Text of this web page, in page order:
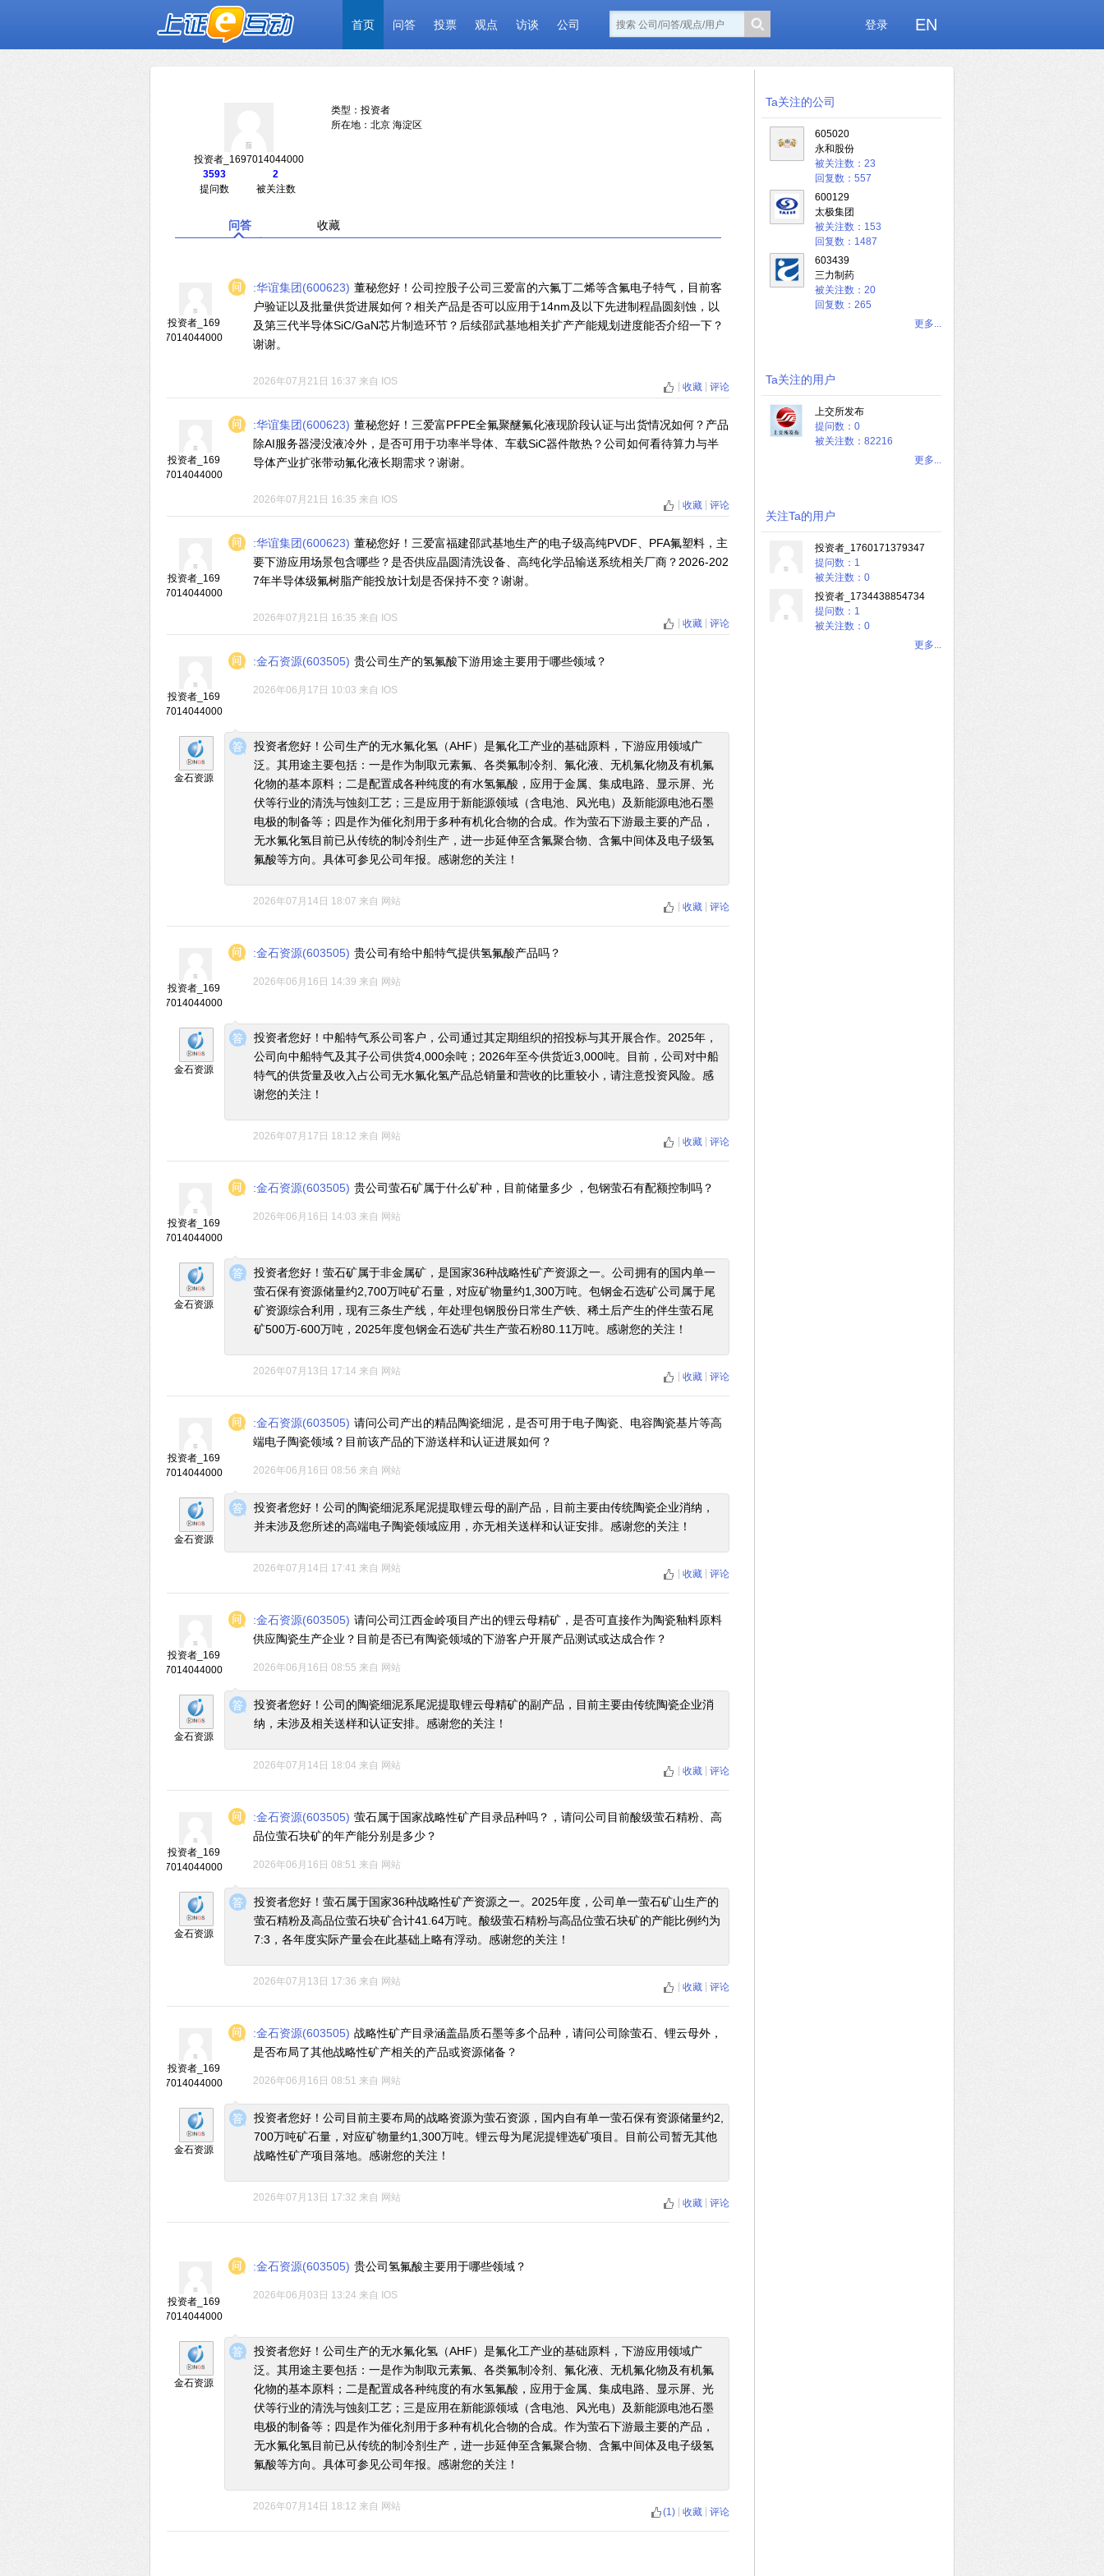
首页 问答 投票 观点 访谈 公司 登录 EN
投资者_1697014044000
3593
提问数
2
被关注数
类型：投资者
所在地：北京 海淀区
问答 收藏
投资者_169
7014044000
:华谊集团(600623) 董秘您好！公司控股子公司三爱富的六氟丁二烯等含氟电子特气，目前客
户验证以及批量供货进展如何？相关产品是否可以应用于14nm及以下先进制程晶圆刻蚀，以
及第三代半导体SiC/GaN芯片制造环节？后续邵武基地相关扩产产能规划进度能否介绍一下？
谢谢。
收藏 评论
2026年07月21日 16:37 来自 IOS
投资者_169
7014044000
:华谊集团(600623) 董秘您好！三爱富PFPE全氟聚醚氟化液现阶段认证与出货情况如何？产品
除AI服务器浸没液冷外，是否可用于功率半导体、车载SiC器件散热？公司如何看待算力与半
导体产业扩张带动氟化液长期需求？谢谢。
收藏 评论
2026年07月21日 16:35 来自 IOS
投资者_169
7014044000
:华谊集团(600623) 董秘您好！三爱富福建邵武基地生产的电子级高纯PVDF、PFA氟塑料，主
要下游应用场景包含哪些？是否供应晶圆清洗设备、高纯化学品输送系统相关厂商？2026-202
7年半导体级氟树脂产能投放计划是否保持不变？谢谢。
收藏 评论
2026年07月21日 16:35 来自 IOS
投资者_169
7014044000
:金石资源(603505) 贵公司生产的氢氟酸下游用途主要用于哪些领域？
2026年06月17日 10:03 来自 IOS
◆
◆
金石资源
投资者您好！公司生产的无水氟化氢（AHF）是氟化工产业的基础原料，下游应用领域广
泛。其用途主要包括：一是作为制取元素氟、各类氟制冷剂、氟化液、无机氟化物及有机氟
化物的基本原料；二是配置成各种纯度的有水氢氟酸，应用于金属、集成电路、显示屏、光
伏等行业的清洗与蚀刻工艺；三是应用于新能源领域（含电池、风光电）及新能源电池石墨
电极的制备等；四是作为催化剂用于多种有机化合物的合成。作为萤石下游最主要的产品，
无水氟化氢目前已从传统的制冷剂生产，进一步延伸至含氟聚合物、含氟中间体及电子级氢
氟酸等方向。具体可参见公司年报。感谢您的关注！
收藏 评论
2026年07月14日 18:07 来自 网站
投资者_169
7014044000
:金石资源(603505) 贵公司有给中船特气提供氢氟酸产品吗？
2026年06月16日 14:39 来自 网站
◆
◆
金石资源
投资者您好！中船特气系公司客户，公司通过其定期组织的招投标与其开展合作。2025年，
公司向中船特气及其子公司供货4,000余吨；2026年至今供货近3,000吨。目前，公司对中船
特气的供货量及收入占公司无水氟化氢产品总销量和营收的比重较小，请注意投资风险。感
谢您的关注！
收藏 评论
2026年07月17日 18:12 来自 网站
投资者_169
7014044000
:金石资源(603505) 贵公司萤石矿属于什么矿种，目前储量多少 ，包钢萤石有配额控制吗？
2026年06月16日 14:03 来自 网站
◆
◆
金石资源
投资者您好！萤石矿属于非金属矿，是国家36种战略性矿产资源之一。公司拥有的国内单一
萤石保有资源储量约2,700万吨矿石量，对应矿物量约1,300万吨。包钢金石选矿公司属于尾
矿资源综合利用，现有三条生产线，年处理包钢股份日常生产铁、稀土后产生的伴生萤石尾
矿500万-600万吨，2025年度包钢金石选矿共生产萤石粉80.11万吨。感谢您的关注！
收藏 评论
2026年07月13日 17:14 来自 网站
投资者_169
7014044000
:金石资源(603505) 请问公司产出的精品陶瓷细泥，是否可用于电子陶瓷、电容陶瓷基片等高
端电子陶瓷领域？目前该产品的下游送样和认证进展如何？
2026年06月16日 08:56 来自 网站
◆
◆
金石资源
投资者您好！公司的陶瓷细泥系尾泥提取锂云母的副产品，目前主要由传统陶瓷企业消纳，
并未涉及您所述的高端电子陶瓷领域应用，亦无相关送样和认证安排。感谢您的关注！
收藏 评论
2026年07月14日 17:41 来自 网站
投资者_169
7014044000
:金石资源(603505) 请问公司江西金岭项目产出的锂云母精矿，是否可直接作为陶瓷釉料原料
供应陶瓷生产企业？目前是否已有陶瓷领域的下游客户开展产品测试或达成合作？
2026年06月16日 08:55 来自 网站
◆
◆
金石资源
投资者您好！公司的陶瓷细泥系尾泥提取锂云母精矿的副产品，目前主要由传统陶瓷企业消
纳，未涉及相关送样和认证安排。感谢您的关注！
收藏 评论
2026年07月14日 18:04 来自 网站
投资者_169
7014044000
:金石资源(603505) 萤石属于国家战略性矿产目录品种吗？，请问公司目前酸级萤石精粉、高
品位萤石块矿的年产能分别是多少？
2026年06月16日 08:51 来自 网站
◆
◆
金石资源
投资者您好！萤石属于国家36种战略性矿产资源之一。2025年度，公司单一萤石矿山生产的
萤石精粉及高品位萤石块矿合计41.64万吨。酸级萤石精粉与高品位萤石块矿的产能比例约为
7:3，各年度实际产量会在此基础上略有浮动。感谢您的关注！
收藏 评论
2026年07月13日 17:36 来自 网站
投资者_169
7014044000
:金石资源(603505) 战略性矿产目录涵盖晶质石墨等多个品种，请问公司除萤石、锂云母外，
是否布局了其他战略性矿产相关的产品或资源储备？
2026年06月16日 08:51 来自 网站
◆
◆
金石资源
投资者您好！公司目前主要布局的战略资源为萤石资源，国内自有单一萤石保有资源储量约2,
700万吨矿石量，对应矿物量约1,300万吨。锂云母为尾泥提锂选矿项目。目前公司暂无其他
战略性矿产项目落地。感谢您的关注！
收藏 评论
2026年07月13日 17:32 来自 网站
投资者_169
7014044000
:金石资源(603505) 贵公司氢氟酸主要用于哪些领域？
2026年06月03日 13:24 来自 IOS
◆
◆
金石资源
投资者您好！公司生产的无水氟化氢（AHF）是氟化工产业的基础原料，下游应用领域广
泛。其用途主要包括：一是作为制取元素氟、各类氟制冷剂、氟化液、无机氟化物及有机氟
化物的基本原料；二是配置成各种纯度的有水氢氟酸，应用于金属、集成电路、显示屏、光
伏等行业的清洗与蚀刻工艺；三是应用在新能源领域（含电池、风光电）及新能源电池石墨
电极的制备等；四是作为催化剂用于多种有机化合物的合成。作为萤石下游最主要的产品，
无水氟化氢目前已从传统的制冷剂生产，进一步延伸至含氟聚合物、含氟中间体及电子级氢
氟酸等方向。具体可参见公司年报。感谢您的关注！
(1) 收藏 评论
2026年07月14日 18:12 来自 网站
Ta关注的公司
605020
永和股份
被关注数：23
回复数：557
600129
太极集团
被关注数：153
回复数：1487
603439
三力制药
被关注数：20
回复数：265
更多...
Ta关注的用户
上交所发布
提问数：0
被关注数：82216
更多...
关注Ta的用户
投资者_1760171379347
提问数：1
被关注数：0
投资者_1734438854734
提问数：1
被关注数：0
更多...